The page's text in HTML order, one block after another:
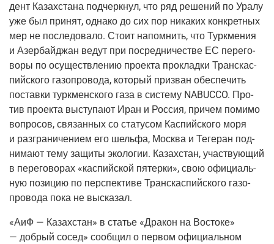
дент Казах­ста­на под­черк­нул, что ряд реше­ний по Ура­лу
уже был при­нят, одна­ко до сих пор ника­ких кон­крет­ных
мер не после­до­ва­ло. Сто­ит напом­нить, что Турк­ме­ния
и Азер­бай­джан ведут при посред­ни­че­стве ЕС пере­го­
во­ры по осу­ществ­ле­нию про­ек­та про­клад­ки Тран­с­кас­
пий­ско­го газо­про­во­да, кото­рый при­зван обес­пе­чить
постав­ки турк­мен­ско­го газа в систе­му NABUCCO. Про­
тив про­ек­та высту­па­ют Иран и Рос­сия, при­чем поми­мо
вопро­сов, свя­зан­ных со ста­ту­сом Кас­пий­ско­го моря
и раз­гра­ни­че­ни­ем его шель­фа, Москва и Теге­ран под­
ни­ма­ют тему защи­ты эко­ло­гии. Казах­стан, участ­ву­ю­щий
в пере­го­во­рах «кас­пий­ской пятер­ки», свою офи­ци­аль­
ную пози­цию по пер­спек­ти­ве Тран­с­кас­пий­ско­го газо­
про­во­да пока не высказал.
«АиФ — Казах­стан» в ста­тье «Дра­кон на Восто­ке»
— доб­рый сосед» сооб­щил о пер­вом офи­ци­аль­ном